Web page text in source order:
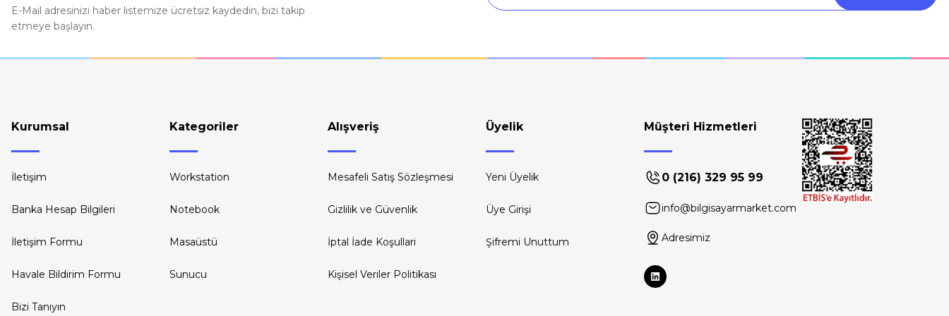
E-Mail adresinizi haber listemize ücretsiz kaydedin, bizi takip
etmeye başlayın.
Kurumsal
İletişim
Banka Hesap Bilgileri
İletişim Formu
Havale Bildirim Formu
Bizi Tanıyın
Kategoriler
Workstation
Notebook
Masaüstü
Sunucu
Alışveriş
Mesafeli Satış Sözleşmesi
Gizlilik ve Güvenlik
İptal İade Koşullari
Kişisel Veriler Politikası
Üyelik
Yeni Üyelik
Üye Girişi
Şifremi Unuttum
Müşteri Hizmetleri
0 (216) 329 95 99
info@bilgisayarmarket.com
Adresimiz